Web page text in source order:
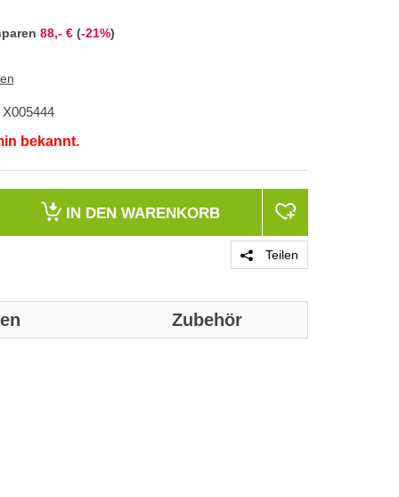
88,- €(-21%)
X005444
bekannt.
IN DEN WARENKORB
Teilen
Zubehör